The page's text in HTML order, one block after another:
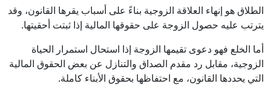
الطلاق هو إنهاء العلاقة الزوجية بناءً على أسباب يقرها القانون، وقد
يترتب عليه حصول الزوجة على حقوقها المالية إذا ثبتت أحقيتها.
أما الخلع فهو دعوى تقيمها الزوجة إذا استحال استمرار الحياة
الزوجية، مقابل رد مقدم الصداق والتنازل عن بعض الحقوق المالية
التي يحددها القانون، مع احتفاظها بحقوق الأبناء كاملة.